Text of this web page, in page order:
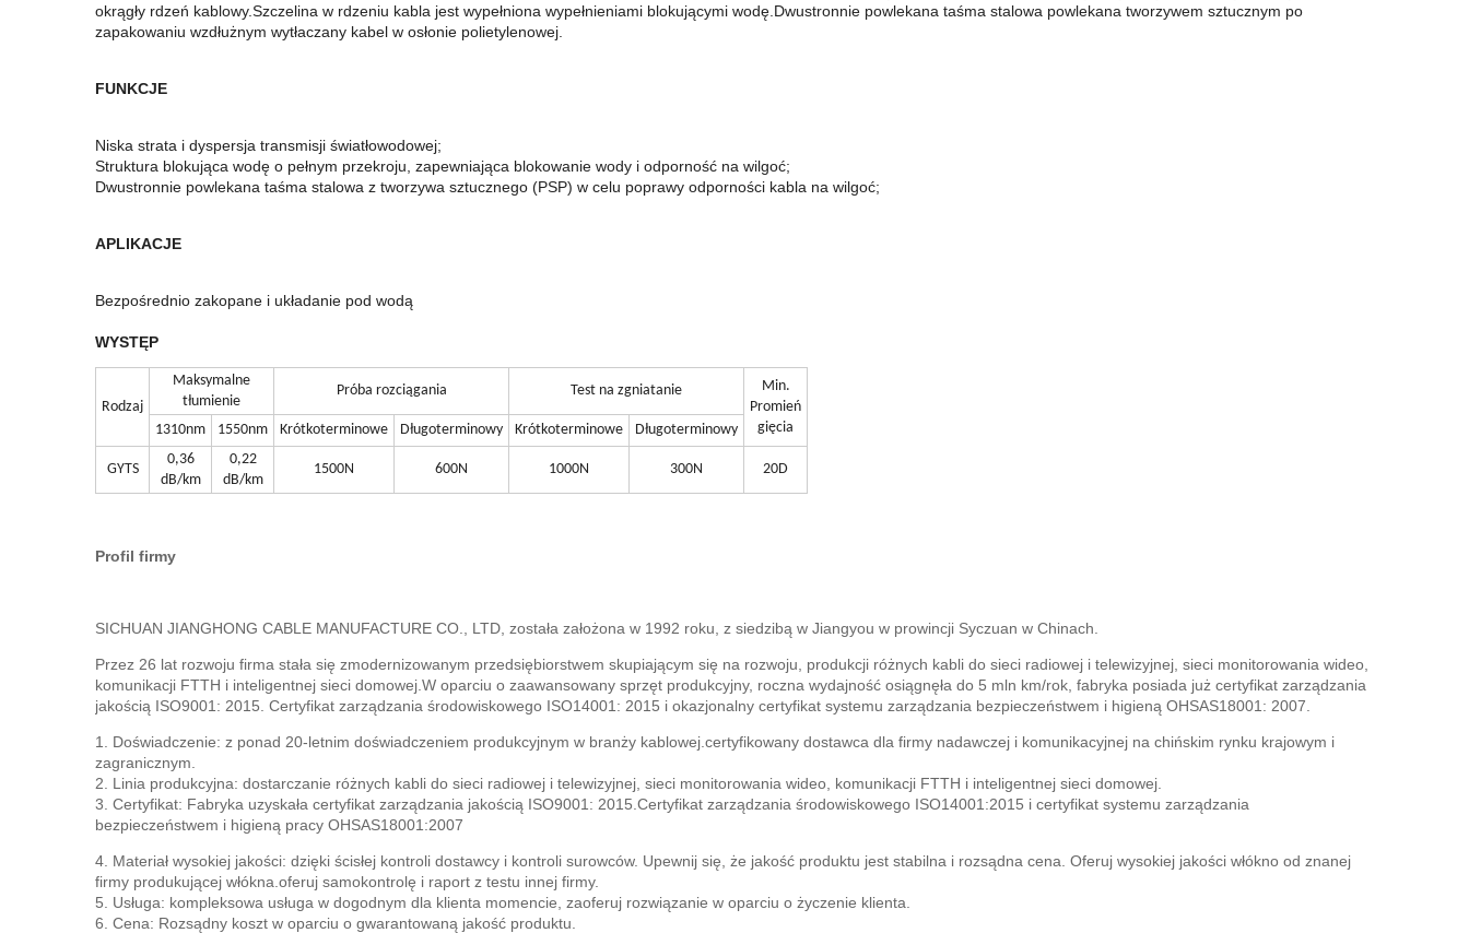
okrągły rdzeń kablowy.Szczelina w rdzeniu kabla jest wypełniona wypełnieniami blokującymi wodę.Dwustronnie powlekana taśma stalowa powlekana tworzywem sztucznym po
zapakowaniu wzdłużnym wytłaczany kabel w osłonie polietylenowej.
FUNKCJE
Niska strata i dyspersja transmisji światłowodowej;
Struktura blokująca wodę o pełnym przekroju, zapewniająca blokowanie wody i odporność na wilgoć;
Dwustronnie powlekana taśma stalowa z tworzywa sztucznego (PSP) w celu poprawy odporności kabla na wilgoć;
APLIKACJE
Bezpośrednio zakopane i układanie pod wodą
WYSTĘP
Rodzaj
Maksymalne
tłumienie
Próba rozciągania Test na zgniatanie
Min.
Promień
gięcia
1310nm 1550nm Krótkoterminowe Długoterminowy Krótkoterminowe Długoterminowy
GYTS
0,36
dB/km
0,22
dB/km
1500N 600N 1000N 300N 20D
Profil firmy
SICHUAN JIANGHONG CABLE MANUFACTURE CO., LTD, została założona w 1992 roku, z siedzibą w Jiangyou w prowincji Syczuan w Chinach.
Przez 26 lat rozwoju firma stała się zmodernizowanym przedsiębiorstwem skupiającym się na rozwoju, produkcji różnych kabli do sieci radiowej i telewizyjnej, sieci monitorowania wideo,
komunikacji FTTH i inteligentnej sieci domowej. W oparciu o zaawansowany sprzęt produkcyjny, roczna wydajność osiągnęła do 5 mln km/rok, fabryka posiada już certyfikat zarządzania
jakością ISO9001: 2015. Certyfikat zarządzania środowiskowego ISO14001: 2015 i okazjonalny certyfikat systemu zarządzania bezpieczeństwem i higieną OHSAS18001: 2007.
1. Doświadczenie: z ponad 20-letnim doświadczeniem produkcyjnym w branży kablowej.certyfikowany dostawca dla firmy nadawczej i komunikacyjnej na chińskim rynku krajowym i
zagranicznym.
2. Linia produkcyjna: dostarczanie różnych kabli do sieci radiowej i telewizyjnej, sieci monitorowania wideo, komunikacji FTTH i inteligentnej sieci domowej.
3. Certyfikat: Fabryka uzyskała certyfikat zarządzania jakością ISO9001: 2015.Certyfikat zarządzania środowiskowego ISO14001:2015 i certyfikat systemu zarządzania
bezpieczeństwem i higieną pracy OHSAS18001:2007
4. Materiał wysokiej jakości: dzięki ścisłej kontroli dostawcy i kontroli surowców. Upewnij się, że jakość produktu jest stabilna i rozsądna cena. Oferuj wysokiej jakości włókno od znanej
firmy produkującej włókna.oferuj samokontrolę i raport z testu innej firmy.
5. Usługa: kompleksowa usługa w dogodnym dla klienta momencie, zaoferuj rozwiązanie w oparciu o życzenie klienta.
6. Cena: Rozsądny koszt w oparciu o gwarantowaną jakość produktu.